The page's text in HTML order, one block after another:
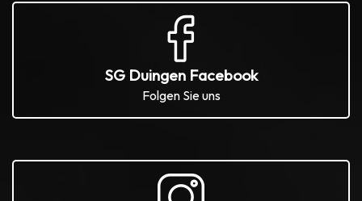
SG Duingen Facebook
Folgen Sie uns